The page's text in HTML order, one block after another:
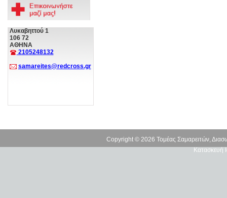
Λυκαβηττού 1
106 72
ΑΘΗΝΑ
2105248132
samareites@redcross.gr
Copyright © 2026 Τομέας Σαμαρειτών,
Κατασκευή